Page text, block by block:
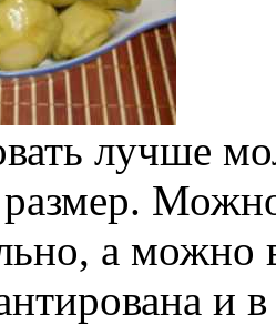
лучше
а можно
и